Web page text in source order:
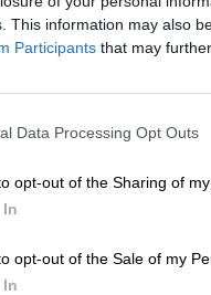
This information may also
Participants that may
Data Processing Opt Outs
opt-out of the Sharing of
opt-out of the Sale of my